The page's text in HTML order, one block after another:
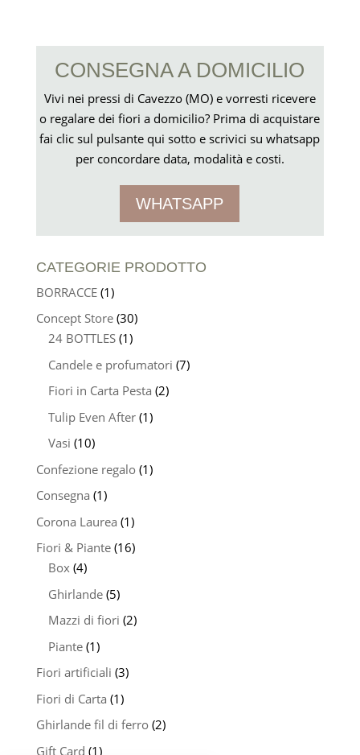
CONSEGNA A DOMICILIO
Vivi nei pressi di Cavezzo (MO) e vorresti ricevere
o regalare dei fiori a domicilio? Prima di acquistare
fai clic sul pulsante qui sotto e scrivici su whatsapp
per concordare data, modalità e costi.
WHATSAPP
CATEGORIE PRODOTTO
BORRACCE (1)
Concept Store (30)
24 BOTTLES (1)
Candele e profumatori (7)
Fiori in Carta Pesta (2)
Tulip Even After (1)
Vasi (10)
Confezione regalo (1)
Consegna (1)
Corona Laurea (1)
Fiori & Piante (16)
Box (4)
Ghirlande (5)
Mazzi di fiori (2)
Piante (1)
Fiori artificiali (3)
Fiori di Carta (1)
Ghirlande fil di ferro (2)
Gift Card (1)